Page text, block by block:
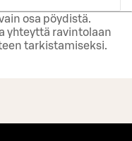
osa pöydistä.
yhteyttä ravintolaan
tarkistamiseksi.